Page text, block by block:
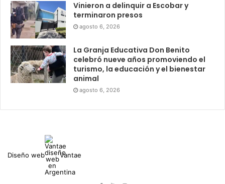
Vinieron a delinquir a Escobar y
terminaron presos
agosto 6, 2026
La Granja Educativa Don Benito
celebró nueve años promoviendo el
turismo, la educación y el bienestar
animal
agosto 6, 2026
Diseño web Vantae